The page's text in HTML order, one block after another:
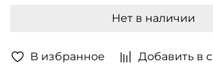
В избранное Добавить в
Нет в наличии